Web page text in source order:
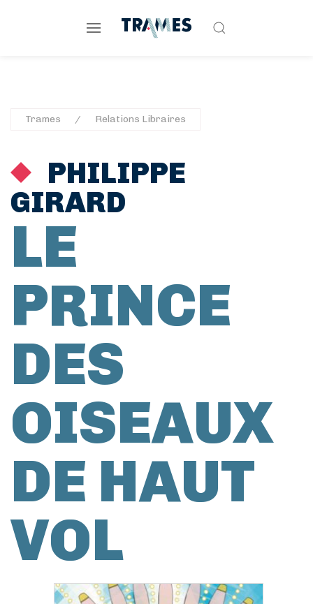
Trames Relations Libraires
PHILIPPE
GIRARD
LE
PRINCE
DES
OISEAUX
DE HAUT
VOL